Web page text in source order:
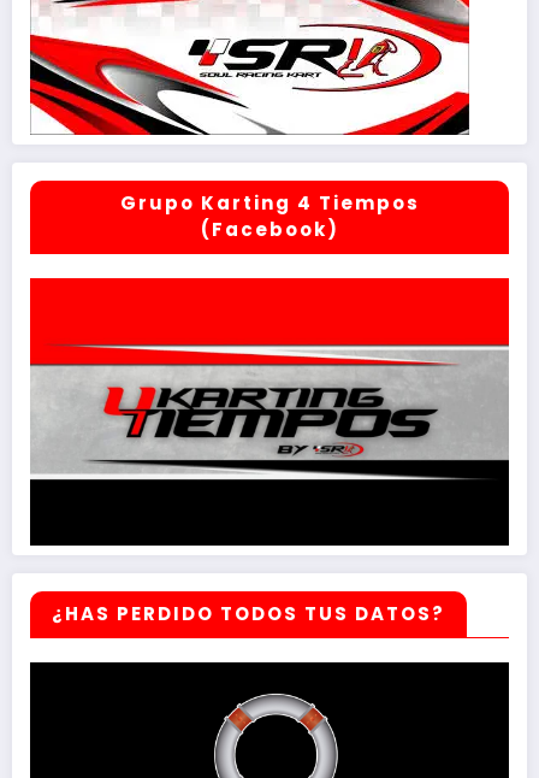
Grupo Karting 4 Tiempos
(Facebook)
¿HAS PERDIDO TODOS TUS DATOS?